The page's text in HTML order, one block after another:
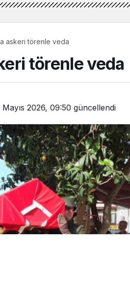
askeri törenle veda
törenle veda
Mayıs 2026, 09:50 güncellendi